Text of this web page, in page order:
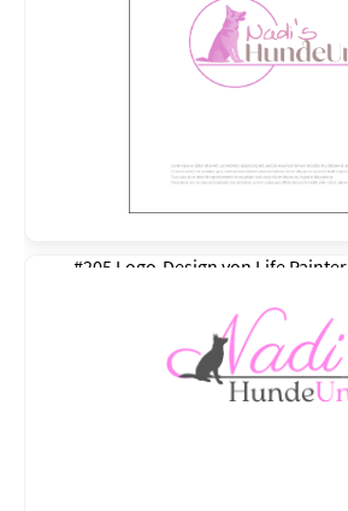
#205 Logo-Design von Life Painter